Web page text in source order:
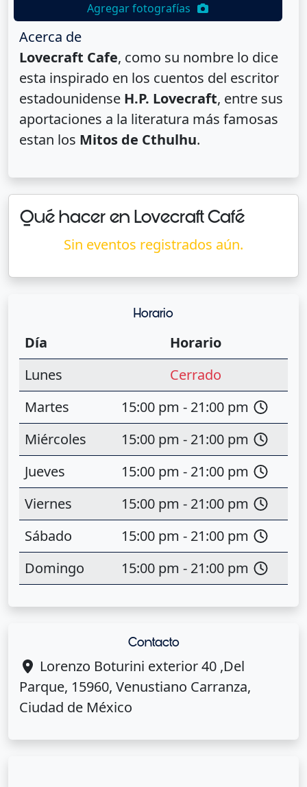
Agregar fotografías
Acerca de
Lovecraft Cafe, como su nombre lo dice
esta inspirado en los cuentos del escritor
estadounidense H.P. Lovecraft, entre sus
aportaciones a la literatura más famosas
estan los Mitos de Cthulhu.
Qué hacer en Lovecraft Café
Sin eventos registrados aún.
Horario
Día
Horario
Lunes
Cerrado
Martes
15:00 pm - 21:00 pm
Miércoles
15:00 pm - 21:00 pm
Jueves
15:00 pm - 21:00 pm
Viernes
15:00 pm - 21:00 pm
Sábado
15:00 pm - 21:00 pm
Domingo
15:00 pm - 21:00 pm
Contacto
Lorenzo Boturini exterior 40 ,Del
Parque, 15960, Venustiano Carranza,
Ciudad de México